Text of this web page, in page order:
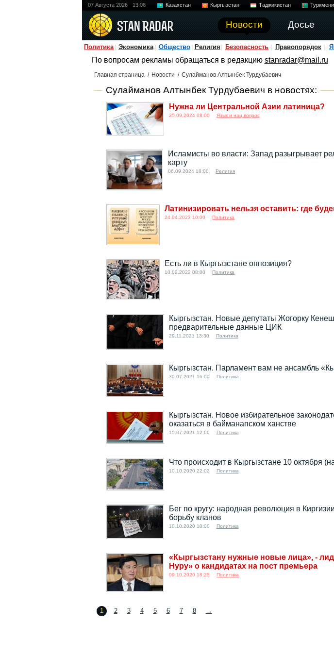
07 Августа 2026 13:06 Казахстан Кыргызстан Таджикистан
Новости Досье
Политика Экономика Общество Религия Безопасность Правопорядок
По вопросам рекламы обращаться в редакцию stanradar@mail.ru
Главная страница / Новости / Сулайманов Алтынбек Турдубаевич
Сулайманов Алтынбек Турдубаевич в новостях:
Нужна ли Центральной Азии латиница?
25.09.2024 08:00 Язык и нац.вопрос
Исламисты во власти: Запад разыгрывает
карту
06.09.2024 18:00 Религия
Латинизировать нельзя оставить: где
24.04.2023 10:00 Политика
Есть ли в Кыргызстане оппозиция?
10.02.2022 08:00 Политика
Кыргызстан. Новые депутаты Жогорку
предварительные данные ЦИК
29.11.2021 13:30 Политика
Кыргызстан. Парламент вам не ансамбль
30.07.2021 16:00 Политика
Кыргызстан. Новое избирательное
оказаться в байманапском ханстве
15.07.2021 12:00 Политика
Что происходит в Кыргызстане 10 октября
10.10.2020 22:02 Политика
Бег по кругу: народная революция в
борьбу кланов
10.10.2020 10:00 Политика
«Кыргызстану нужные новые лица», -
Нуру» о кандидатах на пост премьера
09.10.2020 18:25 Политика
1 2 3 4 5 6 7 8 →